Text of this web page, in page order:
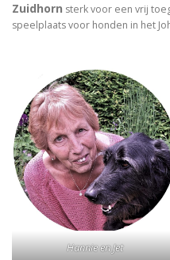
Zuidhorn sterk voor een vrij
speelplaats voor honden in het
Hannie en Jet